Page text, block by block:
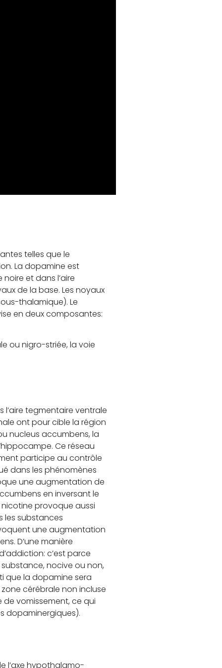
telles que le
La dopamine est
et dans l’aire
de la base. Les noyaux
thalamique). Le
en deux composantes:
ou nigro-striée, la voie
tegmentaire ventrale
ont pour cible la région
nucleus accumbens, la
Ce réseau
participe au contrôle
dans les phénomènes
une augmentation de
en inversant le
provoque aussi
les substances
une augmentation
D’une manière
c’est parce
nocive ou non,
que la dopamine sera
cérébrale non incluse
vomissement, ce qui
dopaminergiques).
l’axe hypothalamo-